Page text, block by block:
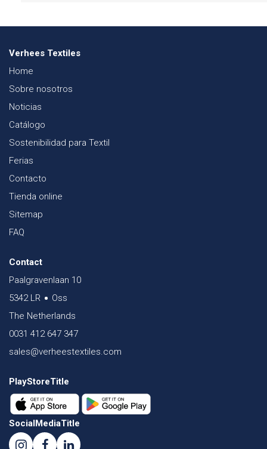
Verhees Textiles
Home
Sobre nosotros
Noticias
Catálogo
Sostenibilidad para Textil
Ferias
Contacto
Tienda online
Sitemap
FAQ
Contact
Paalgravenlaan 10
5342 LR
Oss
The Netherlands
0031 412 647 347
sales@verheestextiles.com
PlayStoreTitle
SocialMediaTitle